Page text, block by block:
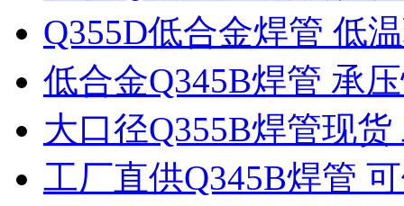
Q355D低合金焊管 低
低合金Q345B焊管 承
大口径Q355B焊管现
工厂直供Q345B焊管